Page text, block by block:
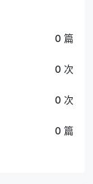
0 篇
0 次
0 次
0 篇